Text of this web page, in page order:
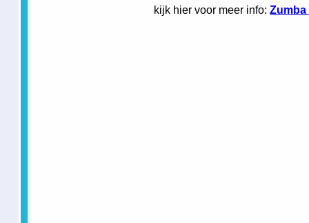
kijk hier voor meer info: